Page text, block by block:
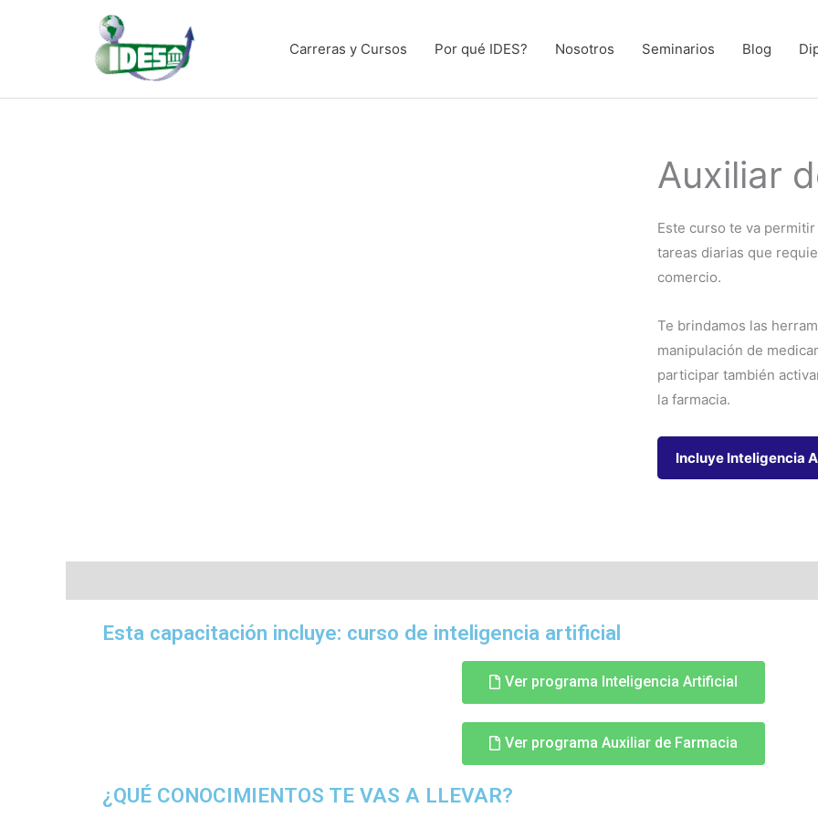
Carreras y Cursos Por qué IDES? Nosotros Seminarios Blog
Auxiliar
Este curso te va
tareas diarias que
comercio.
Te brindamos las
manipulación de
participar también
la farmacia.
Incluye Inteligencia
Esta capacitación incluye: curso de inteligencia artificial
Ver programa Inteligencia Artificial
Ver programa Auxiliar de Farmacia
¿QUÉ CONOCIMIENTOS TE VAS A LLEVAR?